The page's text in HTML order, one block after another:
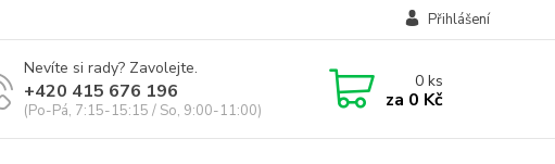
Přihlášení
Nevíte si rady? Zavolejte.
+420 415 676 196
(Po-Pá, 7:15-15:15 / So, 9:00-11:00)
0ks
za 0 Kč